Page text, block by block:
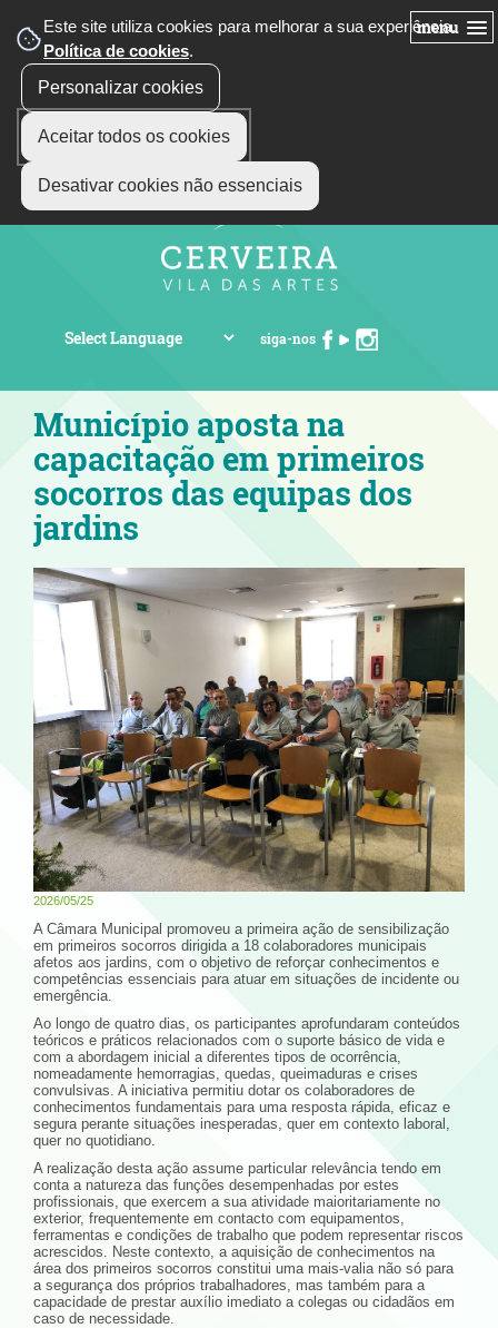
Este site utiliza cookies para melhorar a sua experiência.
Política de cookies.
Personalizar cookies
Aceitar todos os cookies
Desativar cookies não essenciais
menu
siga-nos
Município aposta na
capacitação em primeiros
socorros das equipas dos
jardins
2026/05/25
A Câmara Municipal promoveu a primeira ação de sensibilização
em primeiros socorros dirigida a 18 colaboradores municipais
afetos aos jardins, com o objetivo de reforçar conhecimentos e
competências essenciais para atuar em situações de incidente ou
emergência.
Ao longo de quatro dias, os participantes aprofundaram conteúdos
teóricos e práticos relacionados com o suporte básico de vida e
com a abordagem inicial a diferentes tipos de ocorrência,
nomeadamente hemorragias, quedas, queimaduras e crises
convulsivas. A iniciativa permitiu dotar os colaboradores de
conhecimentos fundamentais para uma resposta rápida, eficaz e
segura perante situações inesperadas, quer em contexto laboral,
quer no quotidiano.
A realização desta ação assume particular relevância tendo em
conta a natureza das funções desempenhadas por estes
profissionais, que exercem a sua atividade maioritariamente no
exterior, frequentemente em contacto com equipamentos,
ferramentas e condições de trabalho que podem representar riscos
acrescidos. Neste contexto, a aquisição de conhecimentos na
área dos primeiros socorros constitui uma mais-valia não só para
a segurança dos próprios trabalhadores, mas também para a
capacidade de prestar auxílio imediato a colegas ou cidadãos em
caso de necessidade.